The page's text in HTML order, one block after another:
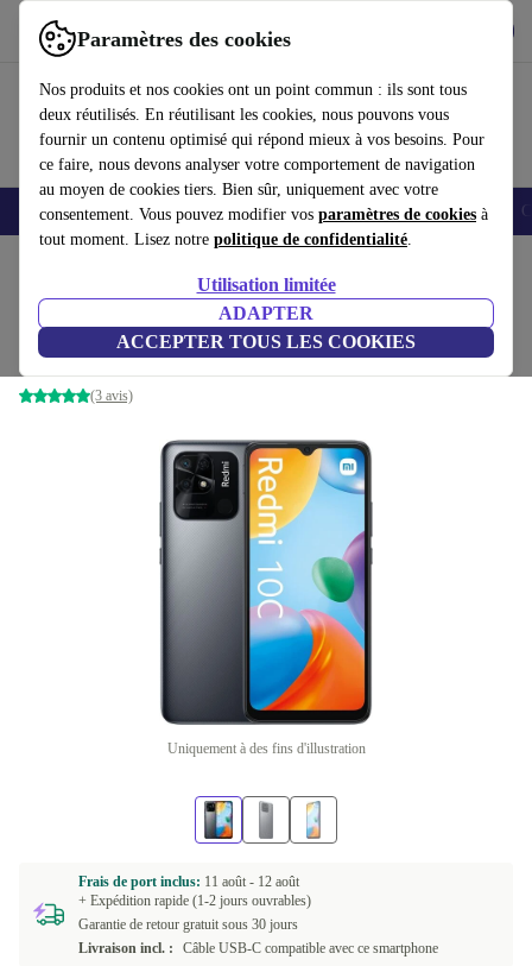
Paramètres des cookies
Nos produits et nos cookies ont un point commun : ils sont tous
deux réutilisés. En réutilisant les cookies, nous pouvons vous
fournir un contenu optimisé qui répond mieux à vos besoins. Pour
ce faire, nous devons analyser votre comportement de navigation
au moyen de cookies tiers. Bien sûr, uniquement avec votre
consentement. Vous pouvez modifier vos paramètres de cookies à
tout moment. Lisez notre politique de confidentialité.
Utilisation limitée
ADAPTER
ACCEPTER TOUS LES COOKIES
Utilisez refurbed rapidement et facilement
Smartphones Laptops Tablettes Montres connectées Accessoires
Xiaomi Redmi 10C
4 GB | 128 GB | Graphite Gray
(3 avis)
125,00 €
Uniquement à des fins d'illustration
Frais de port inclus: 11 août - 12 août
+ Expédition rapide (1-2 jours ouvrables)
Garantie de retour gratuit sous 30 jours
Livraison incl. :
Câble USB-C compatible avec ce smartphone